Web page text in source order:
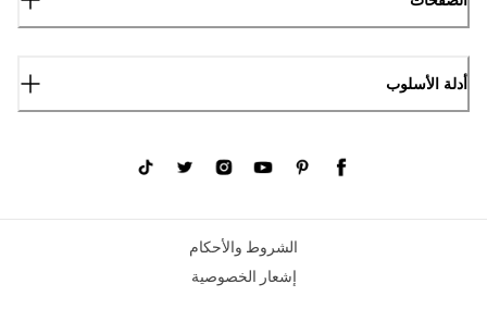
أدلة الأسلوب
الشروط والأحكام
إشعار الخصوصية